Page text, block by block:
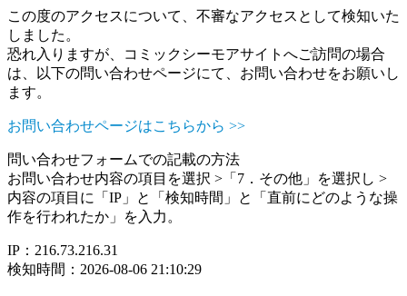
この度のアクセスについて、不審なアクセスとして検知いた
しました。
恐れ入りますが、コミックシーモアサイトへご訪問の場合
は、以下の問い合わせページにて、お問い合わせをお願いし
ます。
お問い合わせページはこちらから >>
問い合わせフォームでの記載の方法
お問い合わせ内容の項目を選択 >「7．その他」を選択し >
内容の項目に「IP」と「検知時間」と「直前にどのような操
作を行われたか」を入力。
IP：216.73.216.31
検知時間：2026-08-06 21:10:29